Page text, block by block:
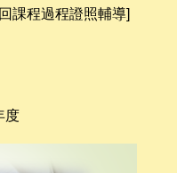
課程過程證照輔導]
度